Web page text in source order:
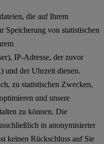
die auf Ihrem
Speicherung von statistischen
IP-Adresse, der zuvor
und der Uhrzeit dienen.
zu statistischen Zwecken,
und unsere
zu können. Die
in anonymisierter
keinen Rückschluss auf Sie